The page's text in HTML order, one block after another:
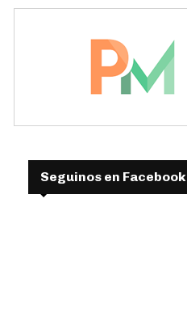
Seguinos en Facebook